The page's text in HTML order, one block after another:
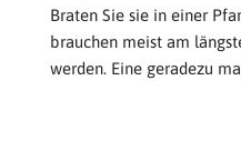
Braten Sie sie in einer
brauchen meist am
werden. Eine geradezu